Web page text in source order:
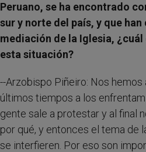
Peruano, se ha encontrado
sur y norte del país, y que
mediación de la Iglesia, ¿cuál
esta situación?
--Arzobispo Piñeiro: Nos
últimos tiempos a los
gente sale a protestar y al final
por qué, y entonces el tema de
se interfieren. Por eso son